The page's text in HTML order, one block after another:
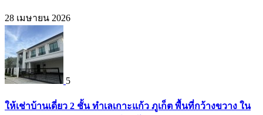
28 เมษายน 2026
5
ให้เช่าบ้านเดี่ยว 2 ชั้น ทำเลเกาะแก้ว ภูเก็ต พื้นที่กว้างขวาง ใน